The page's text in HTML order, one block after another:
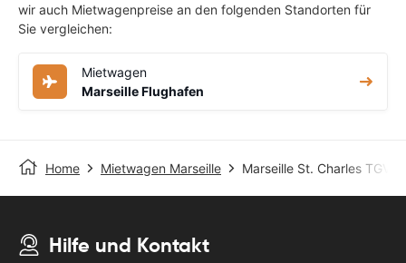
wir auch Mietwagenpreise an den folgenden Standorten für
Sie vergleichen:
Mietwagen
Marseille Flughafen
Home Mietwagen Marseille Marseille St. Charles TGV
Hilfe und Kontakt